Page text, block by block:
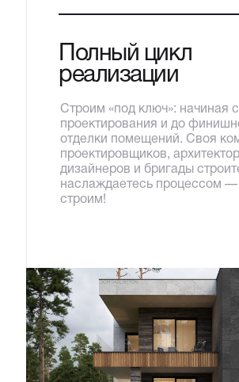
Строим «под ключ»: начиная
проектирования и до
отделки помещений. Своя
проектировщиков,
дизайнеров и бригады
наслаждаетесь процессом
строим!
Полный цикл
реализации